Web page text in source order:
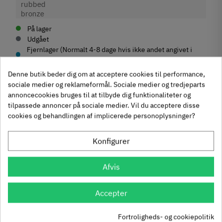
På lager
Udgået
Fjernlager (Normalt 4-8 dage hvis ikke andet angivet i
beskrivelse)
Produktegenskaber
Produktinformation
Zinklegering
Anmeldelser
chat Anmeldelser (0)
-60%
Knopgreb med to
Denne butik beder dig om at acceptere cookies til performance,
sociale medier og reklameformål. Sociale medier og tredjeparts
annoncecookies bruges til at tilbyde dig funktionaliteter og
tilpassede annoncer på sociale medier. Vil du acceptere disse
cookies og behandlingen af implicerede personoplysninger?
Konfigurer
Afvis
Accepter
Fortroligheds- og cookiepolitik